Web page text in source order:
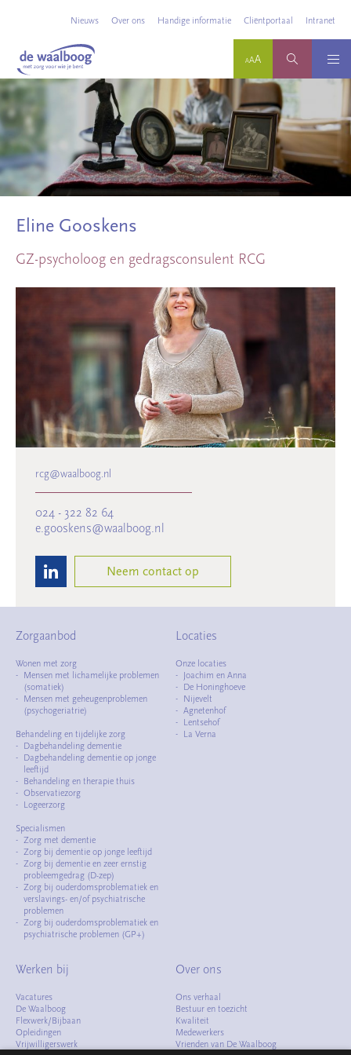
Nieuws Over ons Handige informatie Cliëntportaal Intranet
Eline Gooskens
GZ-psycholoog en gedragsconsulent RCG
rcg@waalboog.nl
024 - 322 82 64
e.gooskens@waalboog.nl
Neem contact op
Zorgaanbod
Wonen met zorg
Mensen met lichamelijke problemen
(somatiek)
Mensen met geheugenproblemen
(psychogeriatrie)
Behandeling en tijdelijke zorg
Dagbehandeling dementie
Dagbehandeling dementie op jonge
leeftijd
Behandeling en therapie thuis
Observatiezorg
Logeerzorg
Specialismen
Zorg met dementie
Zorg bij dementie op jonge leeftijd
Zorg bij dementie en zeer ernstig
probleemgedrag (D-zep)
Zorg bij ouderdomsproblematiek en
verslavings- en/of psychiatrische
problemen
Zorg bij ouderdomsproblematiek en
psychiatrische problemen (GP+)
Locaties
Onze locaties
Joachim en Anna
De Honinghoeve
Nijevelt
Agnetenhof
Lentsehof
La Verna
Werken bij
Vacatures
De Waalboog
Flexwerk/Bijbaan
Opleidingen
Vrijwilligerswerk
Over ons
Ons verhaal
Bestuur en toezicht
Kwaliteit
Medewerkers
Vrienden van De Waalboog